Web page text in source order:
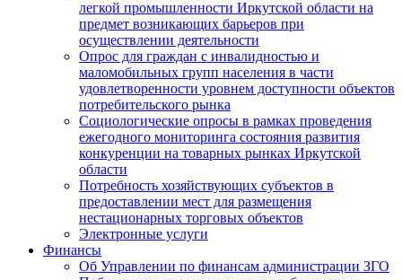
легкой промышленности Иркутской области на
предмет возникающих барьеров при
осуществлении деятельности
Опрос для граждан с инвалидностью и
маломобильных групп населения в части
удовлетворенности уровнем доступности объектов
потребительского рынка
Социологические опросы в рамках проведения
ежегодного мониторинга состояния развития
конкуренции на товарных рынках Иркутской
области
Потребность хозяйствующих субъектов в
предоставлении мест для размещения
нестационарных торговых объектов
Электронные услуги
Финансы
Об Управлении по финансам администрации ЗГО